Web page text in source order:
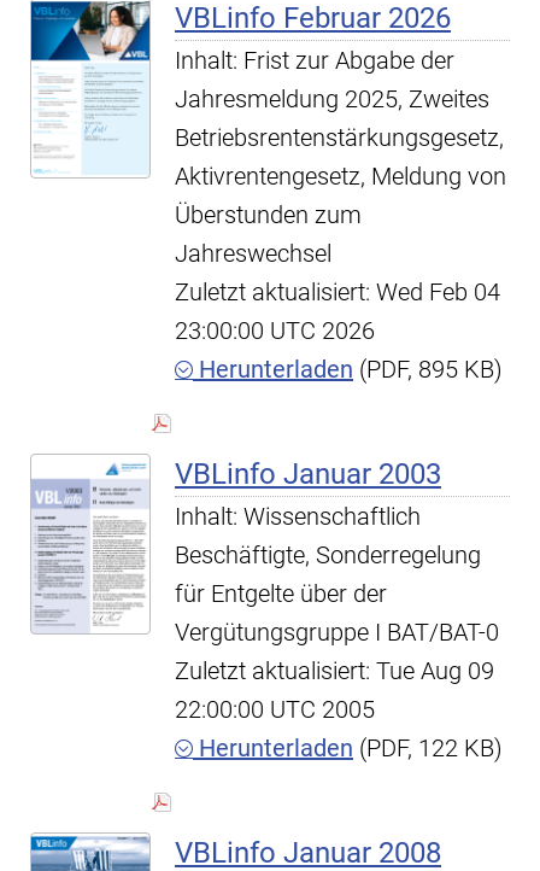
VBLinfo Februar 2026
Inhalt: Frist zur Abgabe der
Jahresmeldung 2025, Zweites
Betriebsrentenstärkungsgesetz,
Aktivrentengesetz, Meldung von
Überstunden zum
Jahreswechsel
Zuletzt aktualisiert: Wed Feb 04
23:00:00 UTC 2026
Herunterladen (PDF, 895 KB)
VBLinfo Januar 2003
Inhalt: Wissenschaftlich
Beschäftigte, Sonderregelung
für Entgelte über der
Vergütungsgruppe I BAT/BAT-0
Zuletzt aktualisiert: Tue Aug 09
22:00:00 UTC 2005
Herunterladen (PDF, 122 KB)
VBLinfo Januar 2008